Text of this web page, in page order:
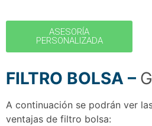
ASESORÍA
PERSONALIZADA
FILTRO BOLSA –
A continuación se podrán ver
ventajas de filtro bolsa: